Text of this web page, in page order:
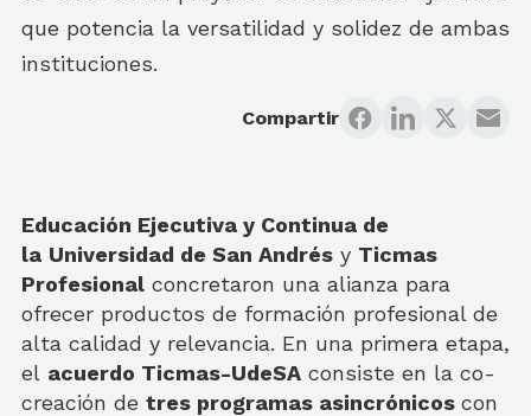
que potencia la versatilidad y solidez de ambas
instituciones.
Compartir
Educación Ejecutiva y Continua de
la Universidad de San Andrés y Ticmas
Profesional concretaron una alianza para
ofrecer productos de formación profesional de
alta calidad y relevancia. En una primera etapa,
el acuerdo Ticmas-UdeSA consiste en la co-
creación de tres programas asincrónicos con